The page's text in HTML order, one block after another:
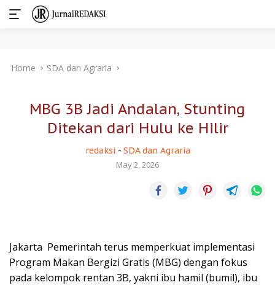
Home SDA dan Agraria
MBG 3B Jadi Andalan, Stunting
Ditekan dari Hulu ke Hilir
redaksi - SDA dan Agraria
May 2, 2026
Jakarta  Pemerintah terus memperkuat implementasi
Program Makan Bergizi Gratis (MBG) dengan fokus
pada kelompok rentan 3B, yakni ibu hamil (bumil), ibu